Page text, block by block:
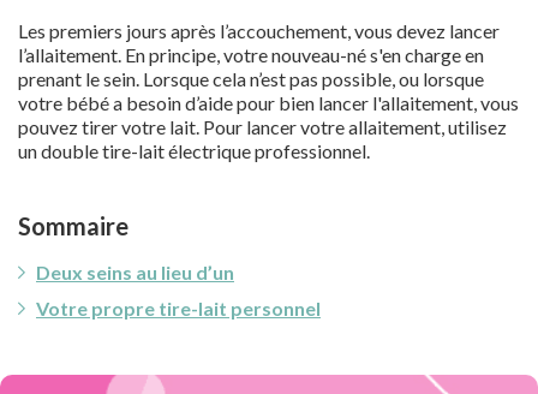
Les premiers jours après l’accouchement, vous devez lancer
l’allaitement. En principe, votre nouveau-né s'en charge en
prenant le sein. Lorsque cela n’est pas possible, ou lorsque
votre bébé a besoin d’aide pour bien lancer l'allaitement, vous
pouvez tirer votre lait. Pour lancer votre allaitement, utilisez
un double tire-lait électrique professionnel.
Sommaire
Deux seins au lieu d’un
Votre propre tire-lait personnel